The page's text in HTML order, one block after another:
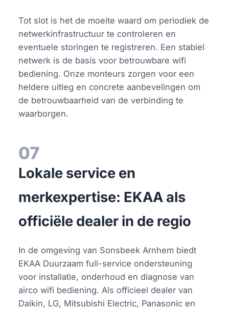
Tot slot is het de moeite waard om periodiek de
netwerkinfrastructuur te controleren en
eventuele storingen te registreren. Een stabiel
netwerk is de basis voor betrouwbare wifi
bediening. Onze monteurs zorgen voor een
heldere uitleg en concrete aanbevelingen om
de betrouwbaarheid van de verbinding te
waarborgen.
07
Lokale service en
merkexpertise: EKAA als
officiële dealer in de regio
In de omgeving van Sonsbeek Arnhem biedt
EKAA Duurzaam full-service ondersteuning
voor installatie, onderhoud en diagnose van
airco wifi bediening. Als officieel dealer van
Daikin, LG, Mitsubishi Electric, Panasonic en